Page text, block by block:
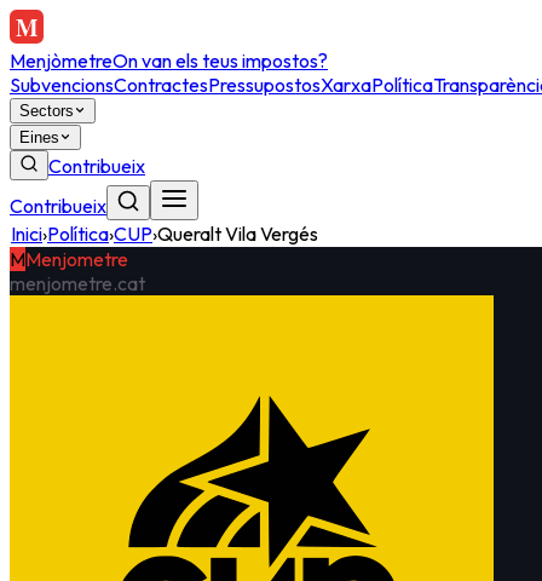
MenjòmetreOn van els teus impostos?
SubvencionsContractesPressupostosXarxaPolítica
Sectors
Eines
Contribueix
Contribueix
Inici›Política›CUP›Queralt Vila Vergés
MMenjometre
menjometre.cat